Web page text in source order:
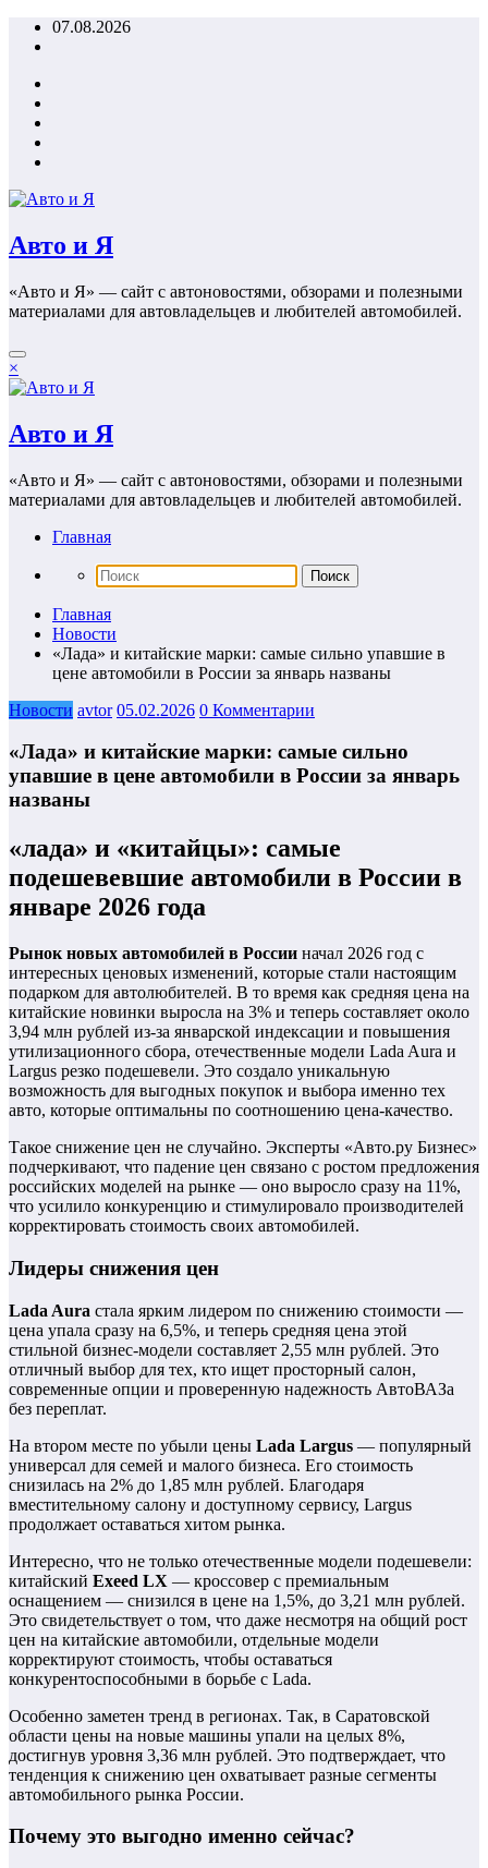
Перейти07.08.2026
Авто и Я
«Авто и Я» — сайт с автоновостями, обзорами и полезными
материалами для автовладельцев и любителей автомобилей.
×
Авто и Я
«Авто и Я» — сайт с автоновостями, обзорами и полезными
материалами для автовладельцев и любителей автомобилей.
Главная
Главная
Новости
«Лада» и китайские марки: самые сильно упавшие в
цене автомобили в России за январь названы
Новости avtor 05.02.2026 0 Комментарии
«Лада» и китайские марки: самые сильно
упавшие в цене автомобили в России за январь
названы
«лада» и «китайцы»: самые
подешевевшие автомобили в России в
январе 2026 года
Рынок новых автомобилей в России начал 2026 год с
интересных ценовых изменений, которые стали настоящим
подарком для автолюбителей. В то время как средняя цена на
китайские новинки выросла на 3% и теперь составляет около
3,94 млн рублей из-за январской индексации и повышения
утилизационного сбора, отечественные модели Lada Aura и
Largus резко подешевели. Это создало уникальную
возможность для выгодных покупок и выбора именно тех
авто, которые оптимальны по соотношению цена-качество.
Такое снижение цен не случайно. Эксперты «Авто.ру Бизнес»
подчеркивают, что падение цен связано с ростом предложения
российских моделей на рынке — оно выросло сразу на 11%,
что усилило конкуренцию и стимулировало производителей
корректировать стоимость своих автомобилей.
Лидеры снижения цен
Lada Aura стала ярким лидером по снижению стоимости —
цена упала сразу на 6,5%, и теперь средняя цена этой
стильной бизнес-модели составляет 2,55 млн рублей. Это
отличный выбор для тех, кто ищет просторный салон,
современные опции и проверенную надежность АвтоВАЗа
без переплат.
На втором месте по убыли цены Lada Largus — популярный
универсал для семей и малого бизнеса. Его стоимость
снизилась на 2% до 1,85 млн рублей. Благодаря
вместительному салону и доступному сервису, Largus
продолжает оставаться хитом рынка.
Интересно, что не только отечественные модели подешевели:
китайский Exeed LX — кроссовер с премиальным
оснащением — снизился в цене на 1,5%, до 3,21 млн рублей.
Это свидетельствует о том, что даже несмотря на общий рост
цен на китайские автомобили, отдельные модели
корректируют стоимость, чтобы оставаться
конкурентоспособными в борьбе с Lada.
Особенно заметен тренд в регионах. Так, в Саратовской
области цены на новые машины упали на целых 8%,
достигнув уровня 3,36 млн рублей. Это подтверждает, что
тенденция к снижению цен охватывает разные сегменты
автомобильного рынка России.
Почему это выгодно именно сейчас?